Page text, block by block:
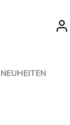
NEUHEITEN